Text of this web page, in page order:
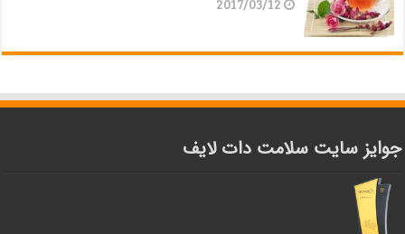
جوایز سایت سلامت دات لایف